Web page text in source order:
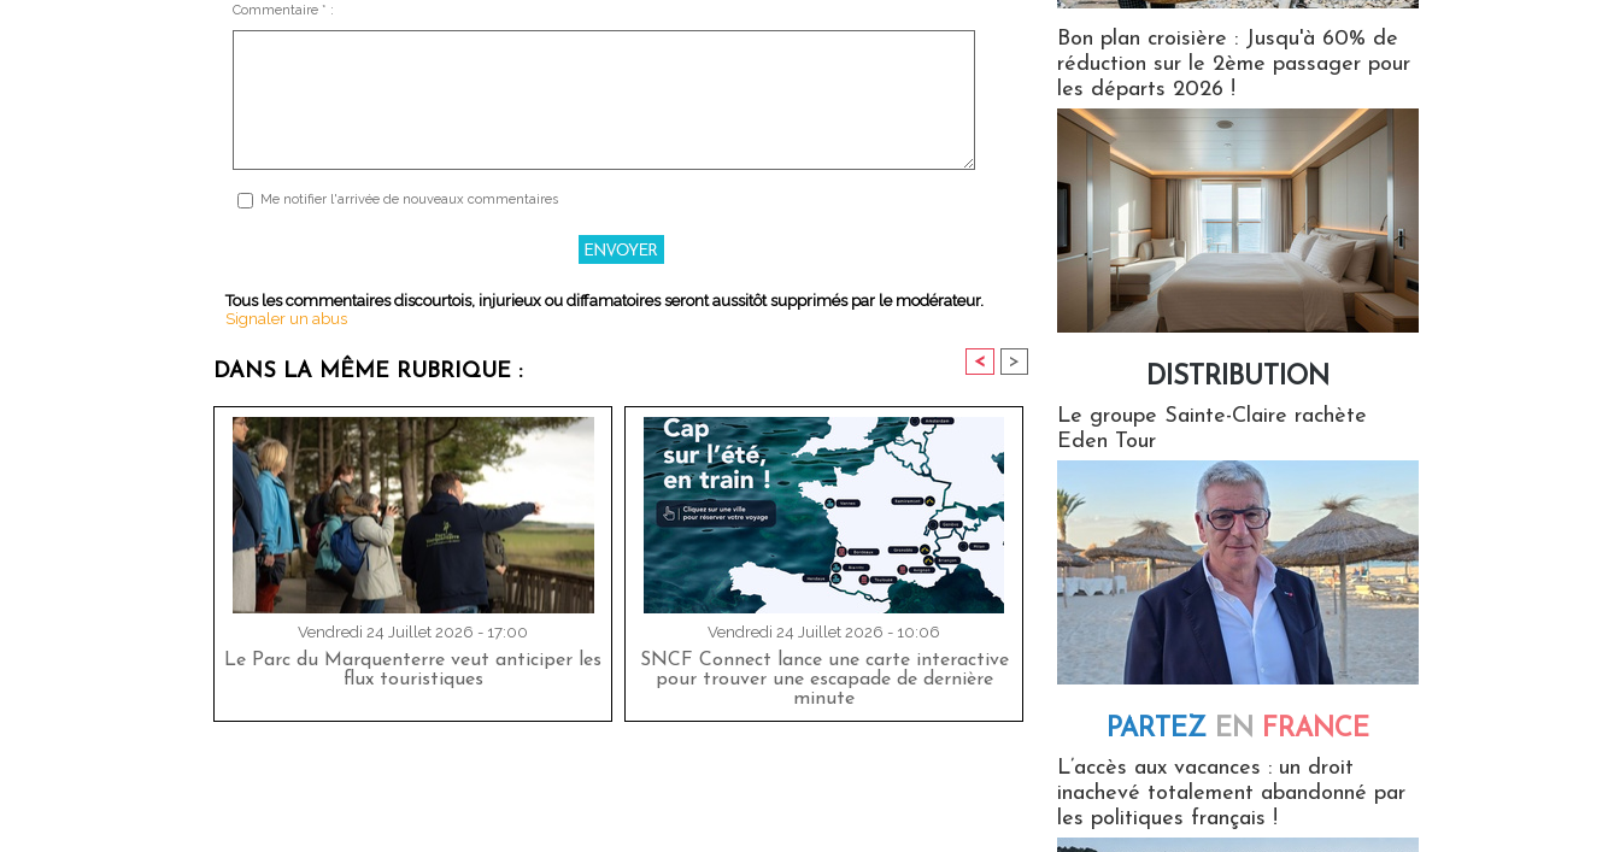
Commentaire * :
Me notifier l'arrivée de nouveaux commentaires
Tous les commentaires discourtois, injurieux ou diffamatoires seront aussitôt supprimés par le modérateur.
Signaler un abus
DANS LA MÊME RUBRIQUE : < >
Vendredi 24 Juillet 2026 - 17:00
Le Parc du Marquenterre veut anticiper les
flux touristiques
Vendredi 24 Juillet 2026 - 10:06
SNCF Connect lance une carte interactive
pour trouver une escapade de dernière
minute
Bon plan croisière : Jusqu'à 60% de
réduction sur le 2ème passager pour
les départs 2026 !
DISTRIBUTION
Le groupe Sainte-Claire rachète
Eden Tour
PARTEZ EN FRANCE
L’accès aux vacances : un droit
inachevé totalement abandonné par
les politiques français !